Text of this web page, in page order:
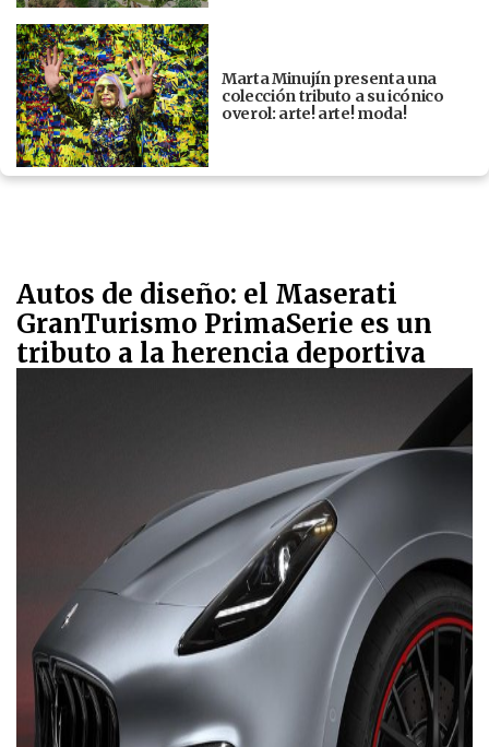
Marta Minujín presenta una
colección tributo a su icónico
overol: arte! arte! moda!
Autos de diseño: el Maserati
GranTurismo PrimaSerie es un
tributo a la herencia deportiva